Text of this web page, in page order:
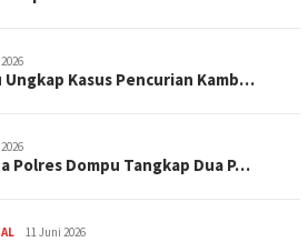
Ungkap Kasus Pencurian Kamb…
Polres Dompu Tangkap Dua P…
11 Juni 2026